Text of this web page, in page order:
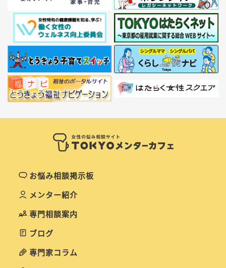
お悩み相談掲示板
メンター紹介
専門相談案内
ブログ
専門家コラム